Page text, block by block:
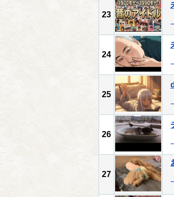
23
24
25
26
27